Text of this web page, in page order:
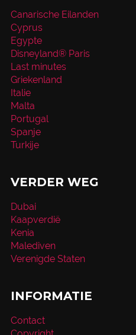
Canarische Eilanden
Cyprus
Egypte
Disneyland® Paris
Last minutes
Griekenland
Italie
Malta
Portugal
Spanje
Turkije
VERDER WEG
Dubai
Kaapverdië
Kenia
Malediven
Verenigde Staten
INFORMATIE
Contact